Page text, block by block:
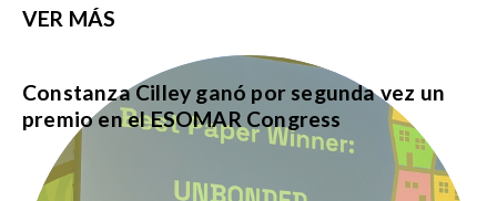
VER MÁS
Constanza Cilley ganó por segunda vez un
premio en el ESOMAR Congress